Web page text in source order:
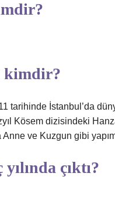
kimdir?
tarihinde İstanbul’da
Kösem dizisindeki
ve Kuzgun gibi
çıktı?